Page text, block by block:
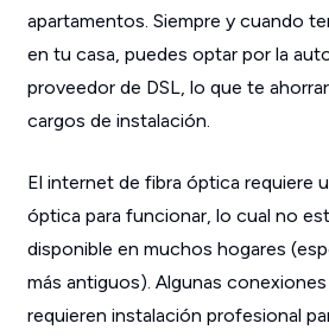
apartamentos. Siempre y cuando
en tu casa, puedes optar por la
proveedor de DSL, lo que te
cargos de instalación.
El internet de fibra óptica requiere
óptica para funcionar, lo cual no
disponible en muchos hogares
más antiguos). Algunas
requieren instalación profesional